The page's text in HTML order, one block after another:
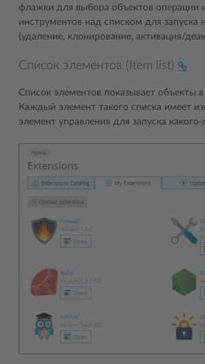
флажки для выбора объектов операции
инструментов над списком для запуска
(удаление, клонирование, активация/
Список элементов (Item list)
Список элементов показывает объекты
Каждый элемент такого списка имеет
элемент управления для запуска